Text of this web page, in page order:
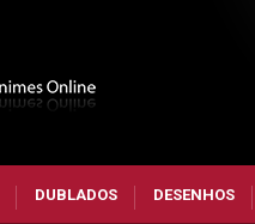
DUBLADOS DESENHOS